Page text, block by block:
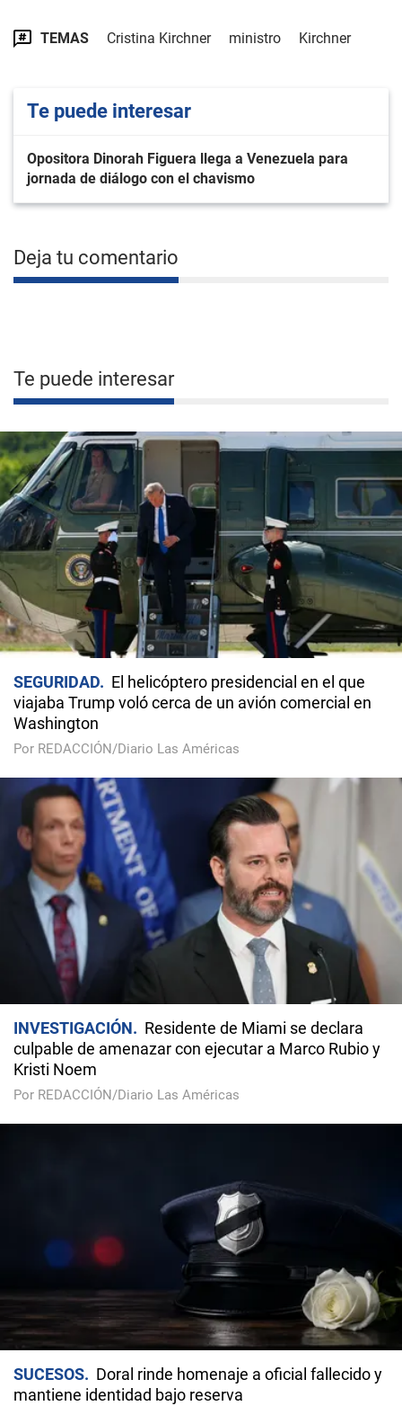
TEMAS Cristina Kirchner ministro Kirchner
Te puede interesar
Opositora Dinorah Figuera llega a Venezuela para
jornada de diálogo con el chavismo
Deja tu comentario
Te puede interesar
SEGURIDAD
El helicóptero presidencial en el que
viajaba Trump voló cerca de un avión comercial en
Washington
Por REDACCIÓN/Diario Las Américas
INVESTIGACIÓN
Residente de Miami se declara
culpable de amenazar con ejecutar a Marco Rubio y
Kristi Noem
Por REDACCIÓN/Diario Las Américas
SUCESOS
Doral rinde homenaje a oficial fallecido y
mantiene identidad bajo reserva